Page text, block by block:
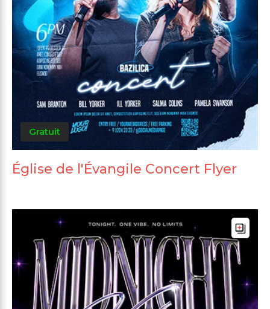
Gratuit
Église de l'Évangile Concert Flyer